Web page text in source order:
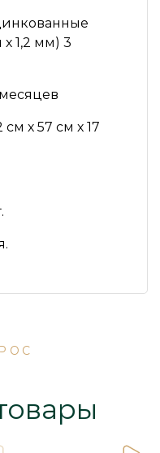
1,2 мм) 3
см х 57 см х 17